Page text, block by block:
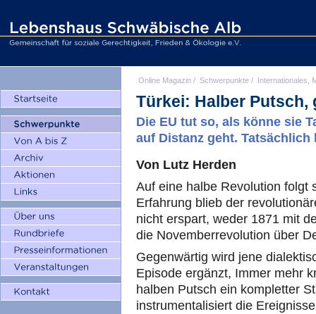
Online Magazin / Schwerpunkte / Internationales,
Türkei: Halber Putsch,
Die EU tut so, als könne sie
auf Distanz geht.
Von Lutz Herden
Auf eine halbe Revolution folgt
Erfahrung blieb der
nicht erspart, weder 1871 mit
die Novemberrevolution über
Gegenwärtig wird jene
Episode ergänzt, Immer mehr
halben Putsch ein kompletter
instrumentalisiert die